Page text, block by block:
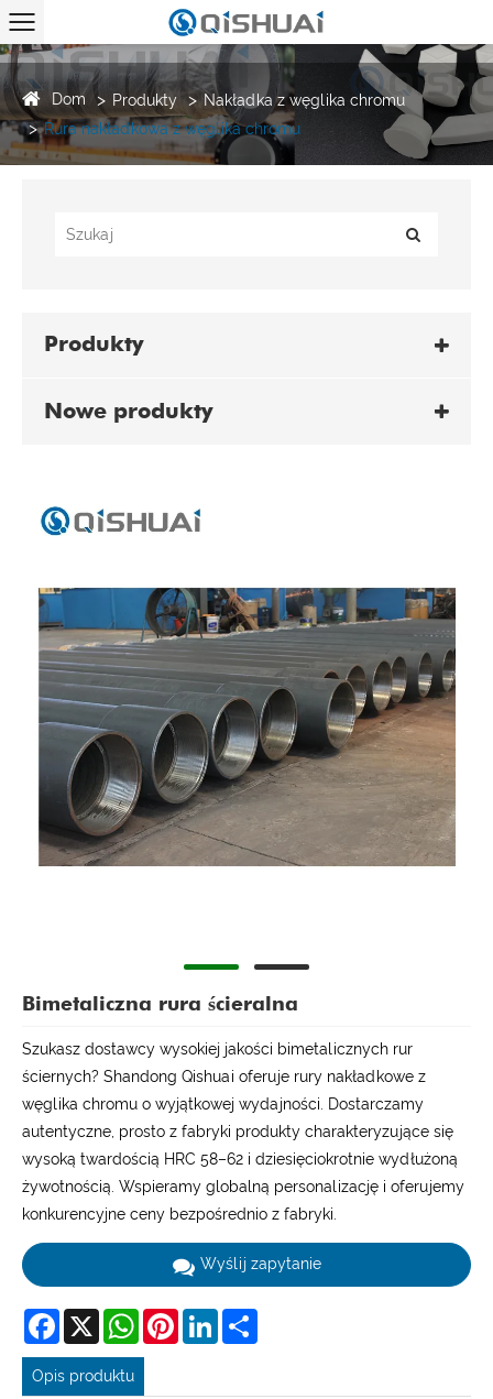
Dom Produkty
Nakładka z węglika chromu
Rura nakładkowa z węglika chromu
Produkty
Nowe produkty
Bimetaliczna rura ścieralna
Szukasz dostawcy wysokiej jakości bimetalicznych rur
ściernych? Shandong Qishuai oferuje rury nakładkowe z
węglika chromu o wyjątkowej wydajności. Dostarczamy
autentyczne, prosto z fabryki produkty charakteryzujące się
wysoką twardością HRC 58–62 i dziesięciokrotnie wydłużoną
żywotnością. Wspieramy globalną personalizację i oferujemy
konkurencyjne ceny bezpośrednio z fabryki.
Wyślij zapytanie
Facebook
X WhatsAppPinterestLinkedIn
Opis produktu